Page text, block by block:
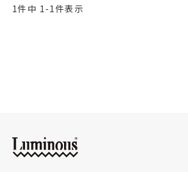
1件中 1 -1 件表示